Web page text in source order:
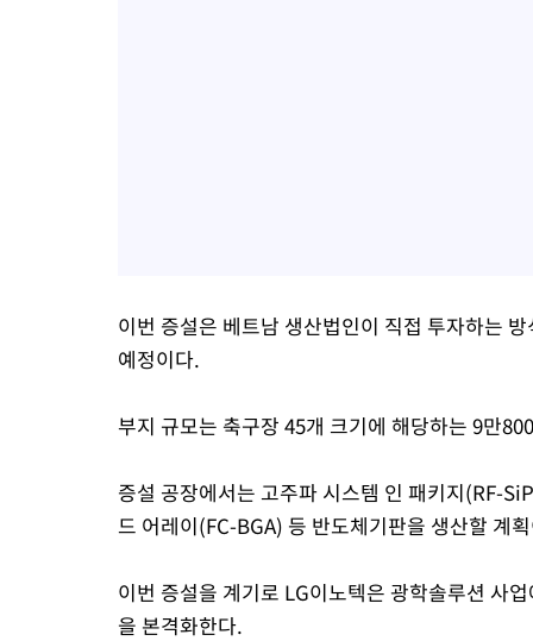
이번 증설은 베트남 생산법인이 직접 투자하는
예정이다.
부지 규모는 축구장 45개 크기에 해당하는 9만
증설 공장에서는 고주파 시스템 인 패키지(RF-
드 어레이(FC-BGA) 등 반도체기판을 생산할 계
이번 증설을 계기로 LG이노텍은 광학솔루션 사
을 본격화한다.